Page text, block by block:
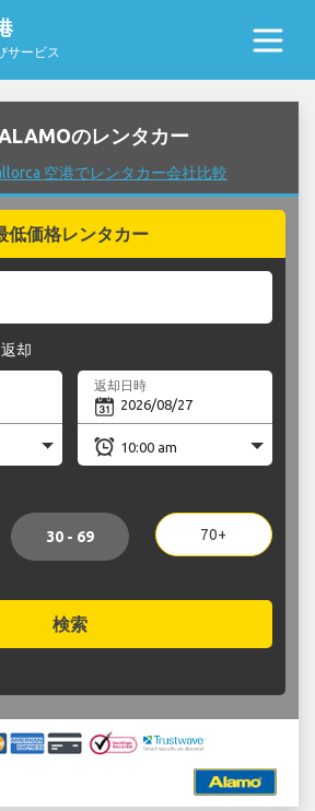
サービス
のレンタカー
空港でレンタカー会社比較
低価格レンタカー
却
返却日時
30 - 69 70+
検索